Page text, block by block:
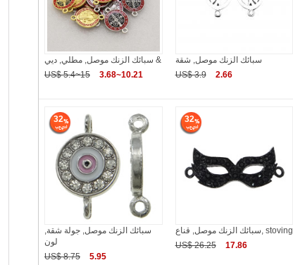
سبائك الزنك موصل, مطلي, ديي &
US$ 5.4~15
3.68~10.21
سبائك الزنك موصل, شقة
US$ 3.9
2.66
32
سبائك الزنك موصل, جولة شقة,
لون
US$ 8.75
5.95
32
سبائك الزنك موصل, قناع, stoving
US$ 26.25
17.86